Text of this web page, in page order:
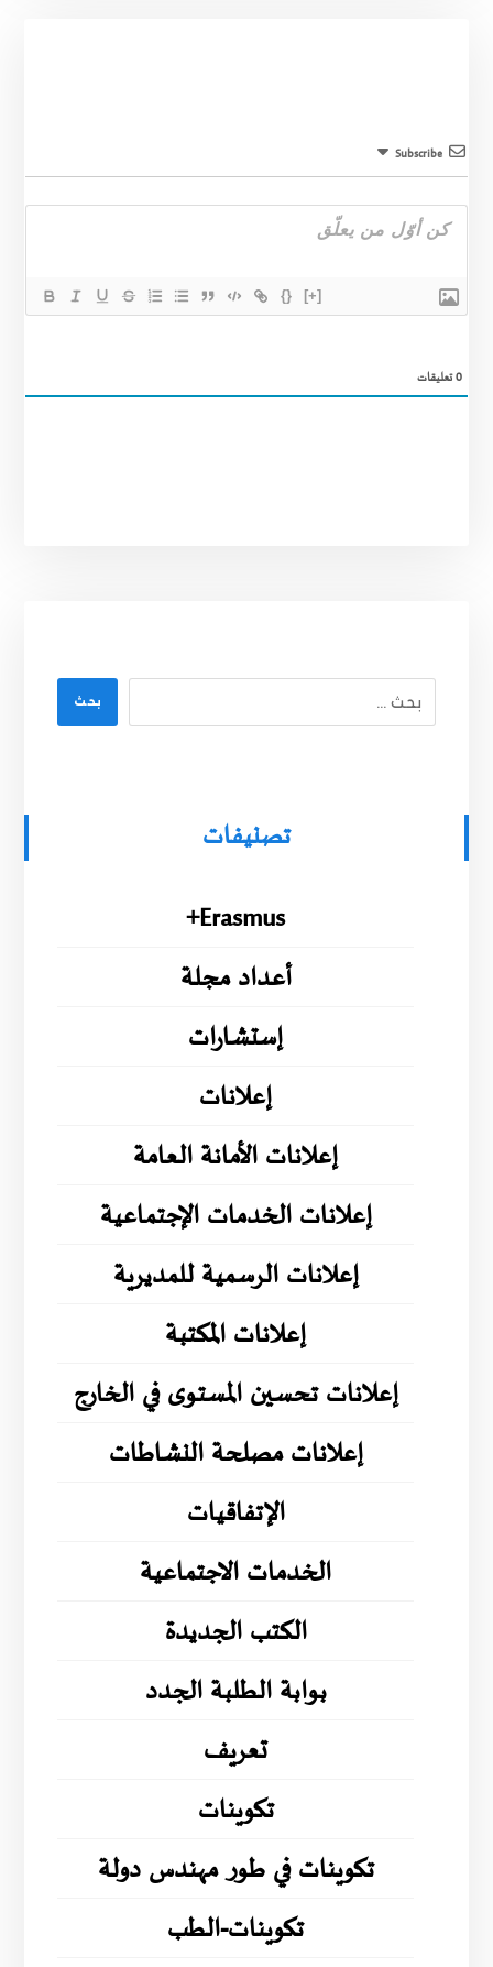
Subscribe
{} [+]
0تعليقات
بحث
تصنيفات
Erasmus+
أعداد مجلة
إستشارات
إعلانات
إعلانات الأمانة العامة
إعلانات الخدمات الإجتماعية
إعلانات الرسمية للمديرية
إعلانات المكتبة
إعلانات تحسين المستوى في الخارج
إعلانات مصلحة النشاطات
الإتفاقيات
الخدمات الاجتماعية
الكتب الجديدة
بوابة الطلبة الجدد
تعريف
تكوينات
تكوينات في طور مهندس دولة
تكوينات-الطب